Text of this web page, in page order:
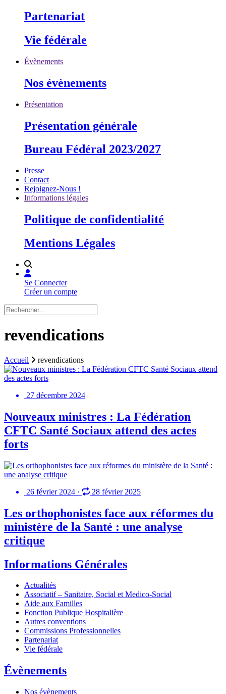
Partenariat
Vie fédérale
Évènements
Nos évènements
Présentation
Présentation générale
Bureau Fédéral 2023/2027
Presse
Contact
Rejoignez-Nous !
Informations légales
Politique de confidentialité
Mentions Légales
Se Connecter
Créer un compte
revendications
Accueil revendications
27 décembre 2024
Nouveaux ministres : La Fédération
CFTC Santé Sociaux attend des actes
forts
26 février 2024 · 28 février 2025
Les orthophonistes face aux réformes du
ministère de la Santé : une analyse
critique
Informations Générales
Actualités
Associatif – Sanitaire, Social et Medico-Social
Aide aux Familles
Fonction Publique Hospitalière
Autres conventions
Commissions Professionnelles
Partenariat
Vie fédérale
Évènements
Nos évènements